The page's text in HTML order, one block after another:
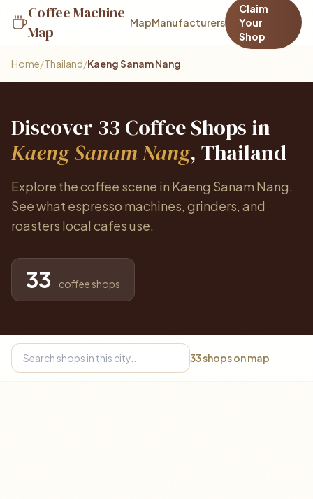
Coffee Machine
Map
MapManufacturers
Claim
Your
Shop
Home/Thailand/Kaeng Sanam Nang
Discover 33 Coffee Shops in
Kaeng Sanam Nang, Thailand
Explore the coffee scene in Kaeng Sanam Nang.
See what espresso machines, grinders, and
roasters local cafes use.
33 coffee shops
33shops on map